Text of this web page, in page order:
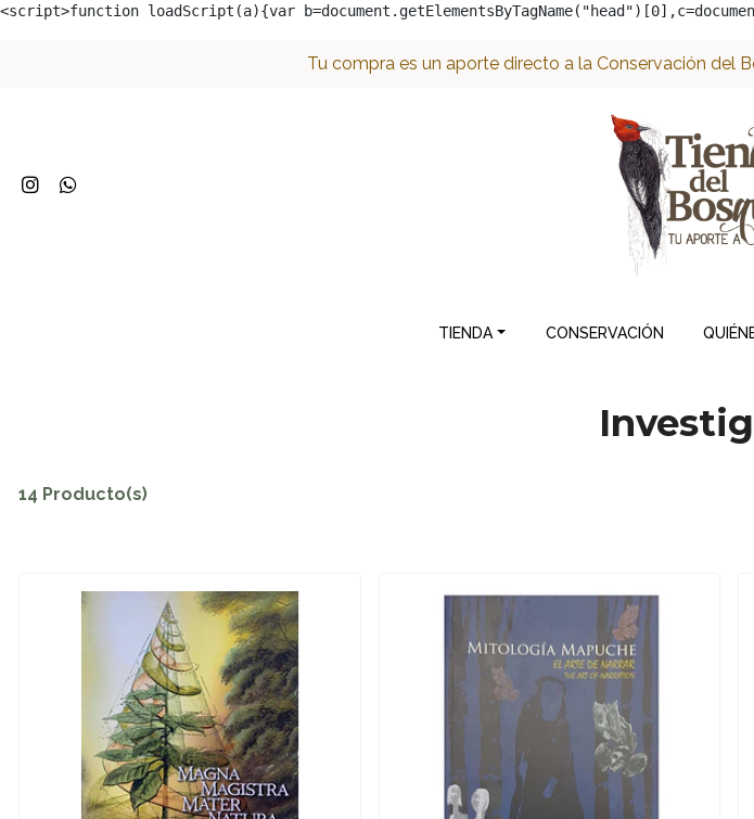
<script>function loadScript(a){var
Tu compra es un aporte directo a la Conservación del
TIENDA CONSERVACIÓN
14 Producto(s)